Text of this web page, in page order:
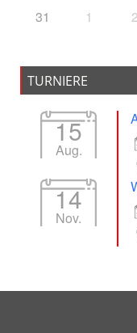
31 1 2
TURNIERE
15
Aug.
14
Nov.